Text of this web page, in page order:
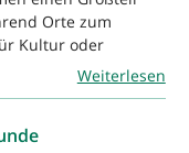
Orte zum
Kultur oder
Weiterlesen